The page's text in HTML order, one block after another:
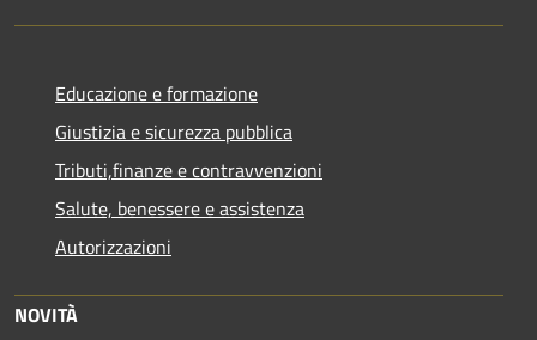
Educazione e formazione
Giustizia e sicurezza pubblica
Tributi,finanze e contravvenzioni
Salute, benessere e assistenza
Autorizzazioni
NOVITÀ